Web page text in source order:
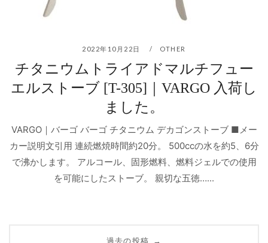
2022年10月22日 OTHER
チタニウムトライアドマルチフュー
エルストーブ [T-305]｜VARGO 入荷し
ました。
VARGO｜バーゴ バーゴ チタニウム デカゴンストーブ ■メー
カー説明文引用 連続燃焼時間約20分。 500ccの水を約5、6分
で沸かします。 アルコール、固形燃料、燃料ジェルでの使用
を可能にしたストーブ。 親切な五徳…...
過去の投稿 →